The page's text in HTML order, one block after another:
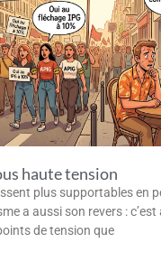
haute tension
plus supportables en
a aussi son revers : c’est
de tension que